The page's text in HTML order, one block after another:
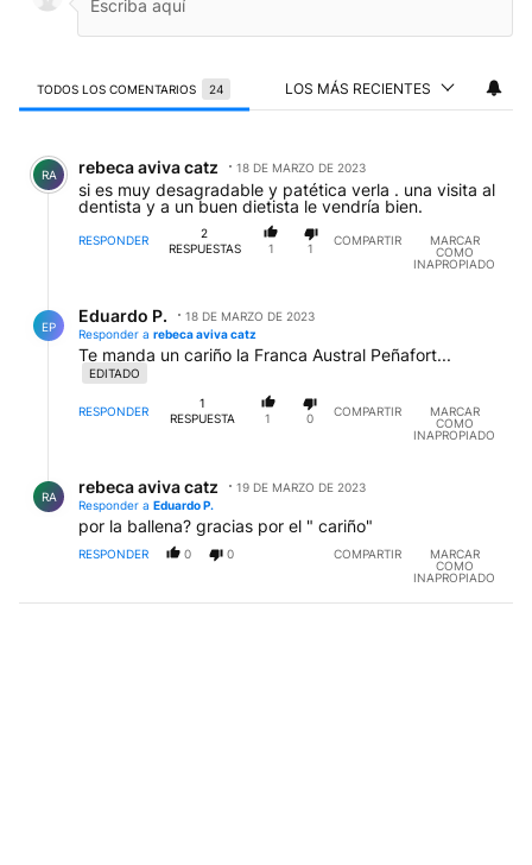
TODOS LOS COMENTARIOS 24 LOS MÁS RECIENTES
RA rebeca aviva catz 18 DE MARZO DE 2023
si es muy desagradable y patética verla . una visita al
dentista y a un buen dietista le vendría bien.
RESPONDER
2
RESPUESTAS
1 1
COMPARTIR
MARCAR
COMO
INAPROPIADO
EP
Eduardo P.
18 DE MARZO DE 2023
Responder a rebeca aviva catz
Te manda un cariño la Franca Austral Peñafort...
EDITADO
RESPONDER
1
RESPUESTA
1 0
COMPARTIR
MARCAR
COMO
INAPROPIADO
RA
rebeca aviva catz
19 DE MARZO DE 2023
Responder a Eduardo P.
por la ballena? gracias por el " cariño"
RESPONDER 0 0 COMPARTIR
MARCAR
COMO
INAPROPIADO